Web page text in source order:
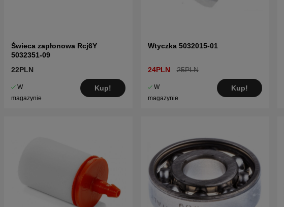
Świeca zapłonowa Rcj6Y
5032351-09
22PLN
W
magazynie
Kup!
Wtyczka 5032015-01
24PLN 25PLN
W
magazynie
Kup!